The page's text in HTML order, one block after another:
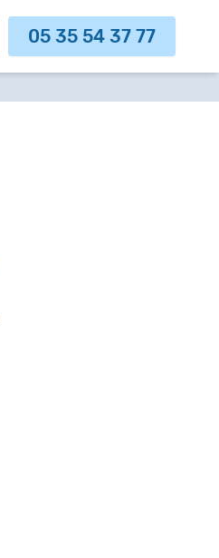
05 35 54 37 77